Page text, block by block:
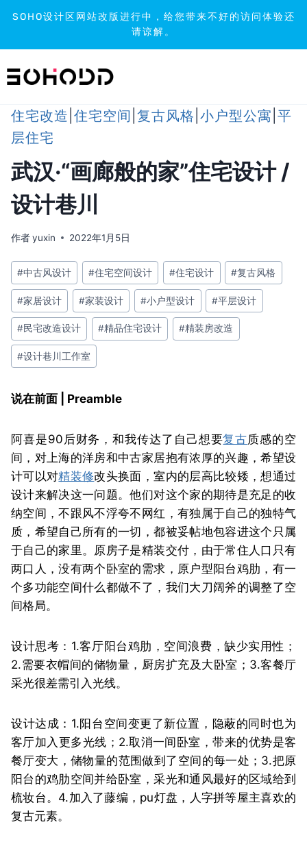
SOHO设计区网站改版进行中，给您带来不好的访问体验还
请谅解。
到
住宅改造 住宅空间 复古风格 小户型公寓 平
层住宅
武汉·“画廊般的家”住宅设计 /
设计巷川
作者yuxin 2022年1月5日
文
章
标
签：
#中古风设计 #住宅空间设计 #住宅设计 #复古风格
#家居设计 #家装设计 #小户型设计 #平层设计
#民宅改造设计 #精品住宅设计 #精装房改造
#设计巷川工作室
说在前面 | Preamble
阿喜是90后财务，和我传达了自己想要复古质感的空
间，对上海的洋房和中古家居抱有浓厚的兴趣，希望设
计可以对精装修改头换面，室内的层高比较矮，想通过
设计来解决这一问题。他们对这个家的期待是充足的收
纳空间，不跟风不浮夸不网红，有独属于自己的独特气
质，希望自己所有的一切，都被妥帖地包容进这个只属
于自己的家里。 原房子是精装交付，由于常住人口只有
两口人，没有两个卧室的需求，原户型阳台鸡肋，有一
个多功能空间什么都做不了，我们大刀阔斧的调整了空
间格局。
设计思考：1.客厅阳台鸡肋，空间浪费，缺少实用性；
2.需要衣帽间的储物量，厨房扩充及大卧室；3.客餐厅
采光很差需引入光线。
设计达成：1.阳台空间变更了新位置，隐蔽的同时也为
客厅加入更多光线；2.取消一间卧室，带来的优势是客
餐厅变大，储物量的范围做到了空间的每一处；3.把原
阳台的鸡肋空间并给卧室，采光和通风最好的区域给到
梳妆台。4.加入了藤编，pu灯盘，人字拼等屋主喜欢的
复古元素。